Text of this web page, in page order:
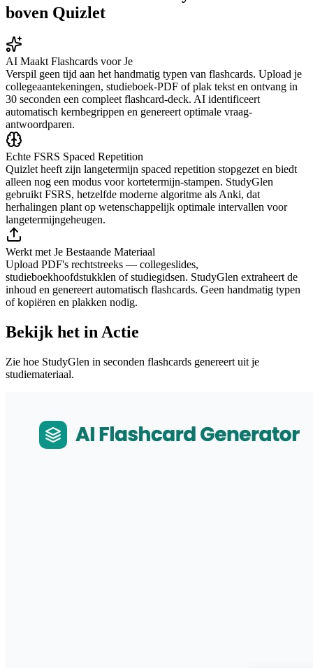
boven Quizlet
AI Maakt Flashcards voor Je
Verspil geen tijd aan het handmatig typen van flashcards. Upload je
collegeaantekeningen, studieboek-PDF of plak tekst en ontvang in
30 seconden een compleet flashcard-deck. AI identificeert
automatisch kernbegrippen en genereert optimale vraag-
antwoordparen.
Echte FSRS Spaced Repetition
Quizlet heeft zijn langetermijn spaced repetition stopgezet en biedt
alleen nog een modus voor kortetermijn-stampen. StudyGlen
gebruikt FSRS, hetzelfde moderne algoritme als Anki, dat
herhalingen plant op wetenschappelijk optimale intervallen voor
langetermijngeheugen.
Werkt met Je Bestaande Materiaal
Upload PDF's rechtstreeks — collegeslides,
studieboekhoofdstukklen of studiegidsen. StudyGlen extraheert de
inhoud en genereert automatisch flashcards. Geen handmatig typen
of kopiëren en plakken nodig.
Bekijk het in Actie
Zie hoe StudyGlen in seconden flashcards genereert uit je
studiemateriaal.